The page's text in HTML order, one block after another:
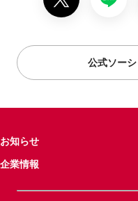
公式ソー
お知らせ
企業情報